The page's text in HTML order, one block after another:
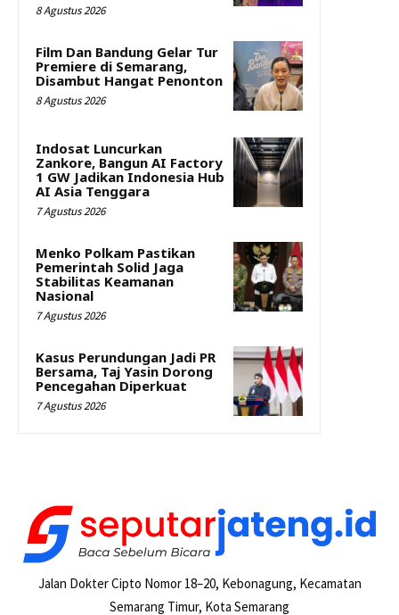
8 Agustus 2026
Film Dan Bandung Gelar Tur
Premiere di Semarang,
Disambut Hangat Penonton
8 Agustus 2026
Indosat Luncurkan
Zankore, Bangun AI Factory
1 GW Jadikan Indonesia Hub
AI Asia Tenggara
7 Agustus 2026
Menko Polkam Pastikan
Pemerintah Solid Jaga
Stabilitas Keamanan
Nasional
7 Agustus 2026
Kasus Perundungan Jadi PR
Bersama, Taj Yasin Dorong
Pencegahan Diperkuat
7 Agustus 2026
Jalan Dokter Cipto Nomor 18–20, Kebonagung, Kecamatan
Semarang Timur, Kota Semarang